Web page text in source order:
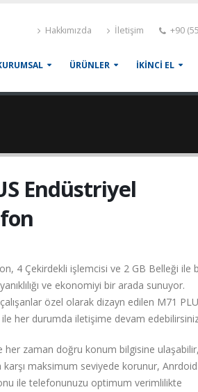
Hakkımızda İletişim +90
ÜRÜNLER İKİNCİ EL
Endüstriyel
4 Çekirdekli işlemcisi ve 2 GB Belleği ile
ve ekonomiyi bir arada sunuyor.
özel olarak dizayn edilen M71
ile her durumda iletişime devam
her zaman doğru konum bilgisine ulaşabilir,
karşı maksimum seviyede korunur, Anrdoid
ile telefonunuzu optimum verimlilikte